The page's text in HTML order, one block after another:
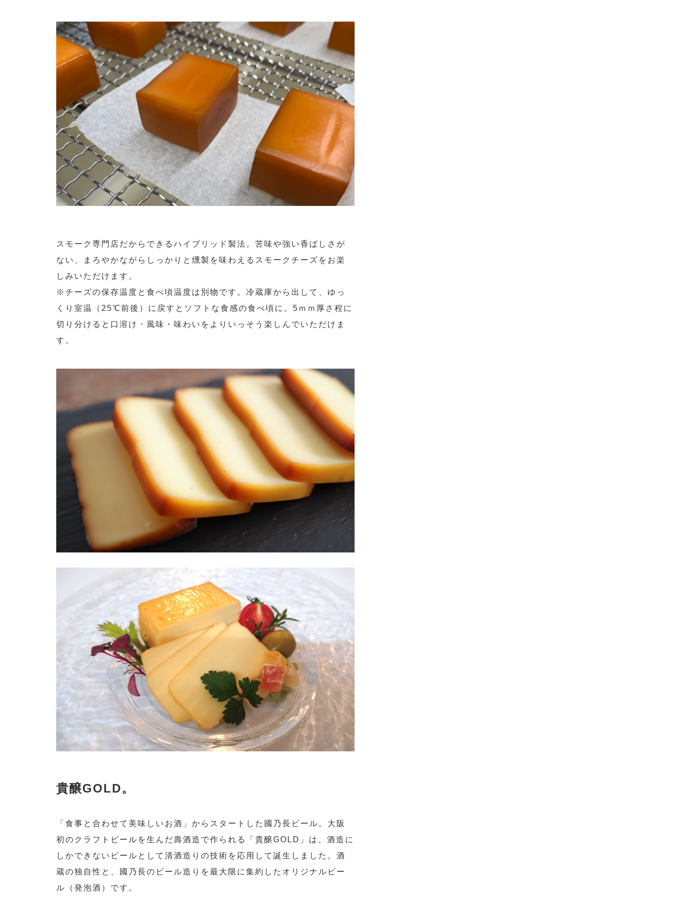
スモーク専門店だからできるハイブリッド製法。苦味や強い香ばしさが
ない、まろやかながらしっかりと燻製を味わえるスモークチーズをお楽
しみいただけます。
※チーズの保存温度と食べ頃温度は別物です。冷蔵庫から出して、ゆっ
くり室温（25℃前後）に戻すとソフトな食感の食べ頃に。5ｍｍ厚さ程に
切り分けると口溶け・風味・味わいをよりいっそう楽しんでいただけま
す。
貴醸GOLD。
「食事と合わせて美味しいお酒」からスタートした國乃長ビール。大阪
初のクラフトビールを生んだ壽酒造で作られる「貴醸GOLD」は、酒造に
しかできないビールとして清酒造りの技術を応用して誕生しました。酒
蔵の独自性と、國乃長のビール造りを最大限に集約したオリジナルビー
ル（発泡酒）です。